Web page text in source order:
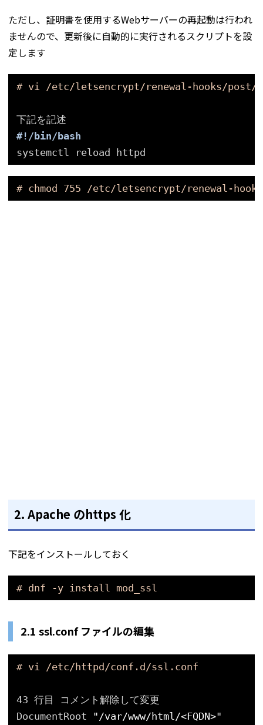
ただし、証明書を使用するWebサーバーの再起動は行われ
ませんので、更新後に自動的に実行されるスクリプトを設
定します
# vi /etc/letsencrypt/renewal-hooks/post/
下記を記述
#!/bin/bash
systemctl reload httpd
# chmod 755 /etc/letsencrypt/renewal-
2. Apache のhttps 化
下記をインストールしておく
# dnf -y install mod_ssl
2.1 ssl.conf ファイルの編集
# vi /etc/httpd/conf.d/ssl.conf
43 行目 コメント解除して変更
DocumentRoot "/var/www/html/<FQDN>"